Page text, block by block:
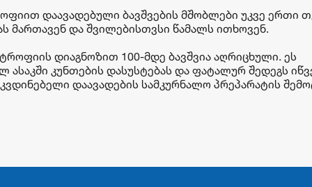
დაავადებული ბავშვების მშობლები უკვე ერთი
მართავენ და შვილებისთვსი წამალს ითხოვენ.
დიაგნოზით 100-მდე ბავშვია აღრიცხული. ეს
კუნთების დასუსტებას და ფატალურ შედეგს
დაავადების სამკურნალო პრეპარატის